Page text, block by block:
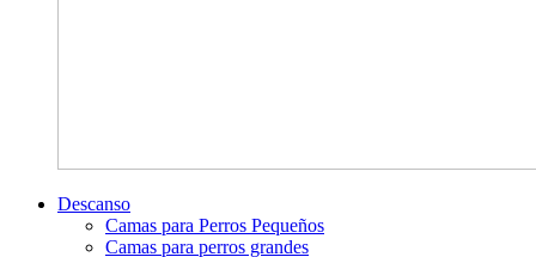
Descanso
Camas para Perros Pequeños
Camas para perros grandes